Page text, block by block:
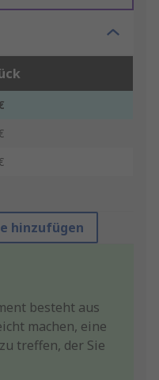
hinzufügen
besteht aus
machen, eine
treffen, der Sie